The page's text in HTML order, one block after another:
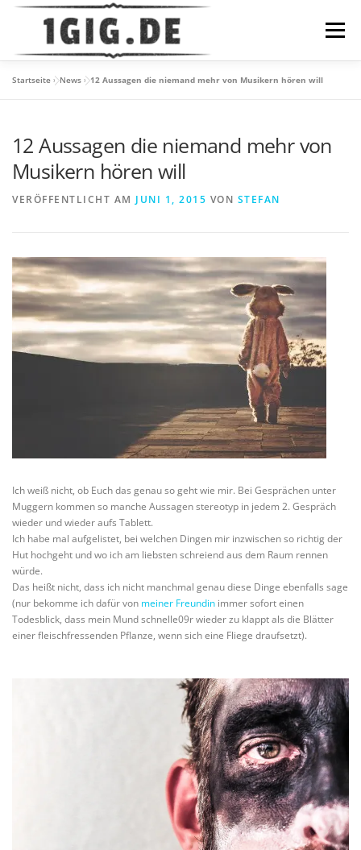
Zum
Menü
Startseite »News »12 Aussagen die niemand mehr von Musikern hören will
12 Aussagen die niemand mehr von
Musikern hören will
VERÖFFENTLICHT AM JUNI 1, 2015 VON STEFAN
Ich weiß nicht, ob Euch das genau so geht wie mir. Bei Gesprächen unter
Muggern kommen so manche Aussagen stereotyp in jedem 2. Gespräch
wieder und wieder aufs Tablett.
Ich habe mal aufgelistet, bei welchen Dingen mir inzwischen so richtig der
Hut hochgeht und wo ich am liebsten schreiend aus dem Raum rennen
würde.
Das heißt nicht, dass ich nicht manchmal genau diese Dinge ebenfalls sage
(nur bekomme ich dafür von meiner Freundin immer sofort einen
Todesblick, dass mein Mund schnelle09r wieder zu klappt als die Blätter
einer fleischfressenden Pflanze, wenn sich eine Fliege draufsetzt).